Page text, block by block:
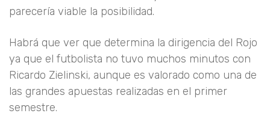
parecería viable la posibilidad.
Habrá que ver que determina la dirigencia del Rojo
ya que el futbolista no tuvo muchos minutos con
Ricardo Zielinski, aunque es valorado como una de
las grandes apuestas realizadas en el primer
semestre.